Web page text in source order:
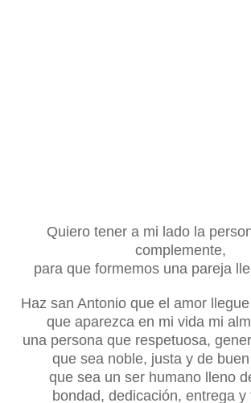
Quiero tener a mi lado la
complemente,
para que formemos una pareja
Haz san Antonio que el amor
que aparezca en mi vida mi
una persona que respetuosa,
que sea noble, justa y de
que sea un ser humano lleno
bondad, dedicación, entrega y